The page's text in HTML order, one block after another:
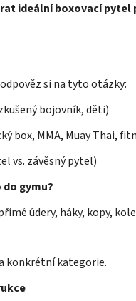
ideální boxovací
si na tyto otázky:
bojovník, děti)
box, MMA, Muay Thai,
vs. závěsný pytel)
gymu?
údery, háky, kopy,
konkrétní kategorie.